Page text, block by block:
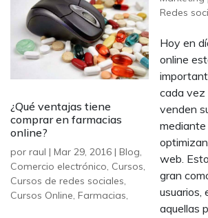
¿Qué ventajas tiene
comprar en farmacias
online?
por raul | Mar 29, 2016 | Blog,
Comercio electrónico, Cursos,
Cursos de redes sociales,
Cursos Online, Farmacias,
Redes
Hoy en
online
cada vez
venden
mediante
web.
gran
usuarios,
aquellas